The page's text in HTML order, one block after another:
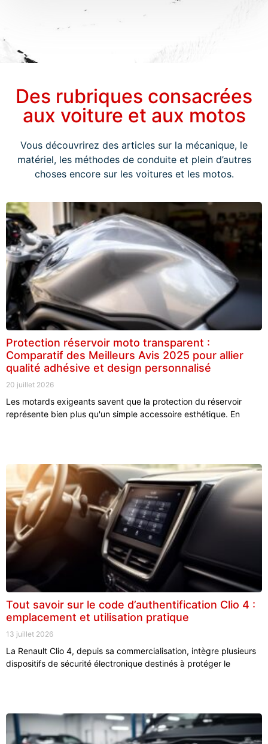
Des rubriques consacrées
aux voiture et aux motos
Vous découvrirez des articles sur la mécanique, le
matériel, les méthodes de conduite et plein d’autres
choses encore sur les voitures et les motos.
Protection réservoir moto transparent :
Comparatif des Meilleurs Avis 2025 pour allier
qualité adhésive et design personnalisé
20 juillet 2026
Les motards exigeants savent que la protection du réservoir
représente bien plus qu'un simple accessoire esthétique. En
Tout savoir sur le code d’authentification Clio 4 :
emplacement et utilisation pratique
13 juillet 2026
La Renault Clio 4, depuis sa commercialisation, intègre plusieurs
dispositifs de sécurité électronique destinés à protéger le